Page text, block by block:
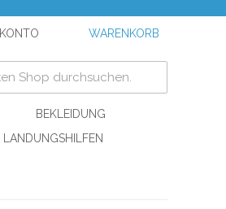
KONTO WARENKORB
BEKLEIDUNG
LANDUNGSHILFEN